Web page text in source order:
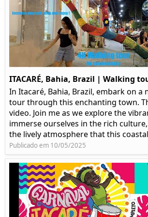
ITACARÉ, Bahia, Brazil | Walking
In Itacaré, Bahia, Brazil, embark on a
tour through this enchanting town.
video. Join me as we explore the
immerse ourselves in the rich
the lively atmosphere that this
Publicado em 10/05/2025